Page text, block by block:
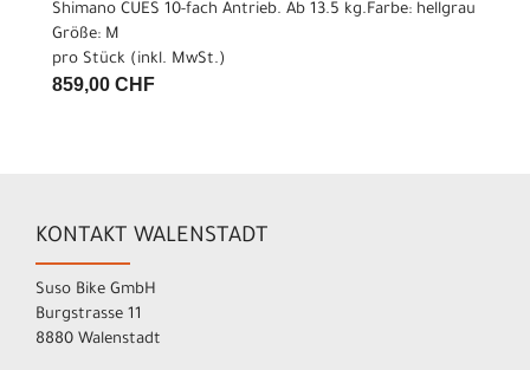
Shimano CUES 10-fach Antrieb. Ab 13.5 kg.Farbe: hellgrau
Größe: M
pro Stück (inkl. MwSt.)
859,00 CHF
KONTAKT WALENSTADT
Suso Bike GmbH
Burgstrasse 11
8880 Walenstadt